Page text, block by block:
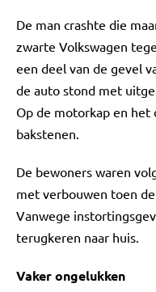
De man crashte die
zwarte Volkswagen
een deel van de gevel
de auto stond met
Op de motorkap en het
bakstenen.
De bewoners waren
met verbouwen toen
Vanwege
terugkeren naar huis.
Vaker ongelukken